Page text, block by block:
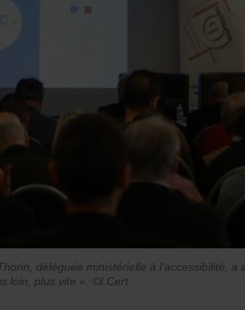
déléguée ministérielle à l'accessibilité,
loin, plus vite ». ©I.Cert